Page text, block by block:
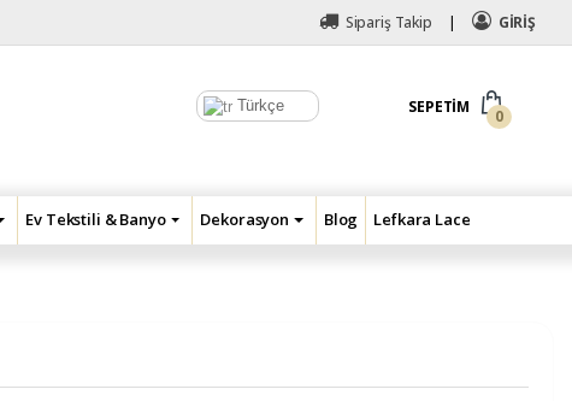
Sipariş Takip GİRİŞ
Türkçe SEPETIM
0
Ev Tekstili & Banyo Dekorasyon Blog Lefkara Lace